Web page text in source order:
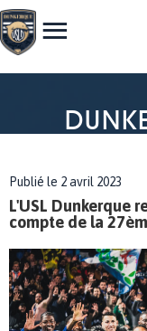
Publié le 2 avril 2023
L'USL Dunkerque
compte de la